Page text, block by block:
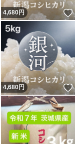
いね！
4,680円
いいね！
4,680円